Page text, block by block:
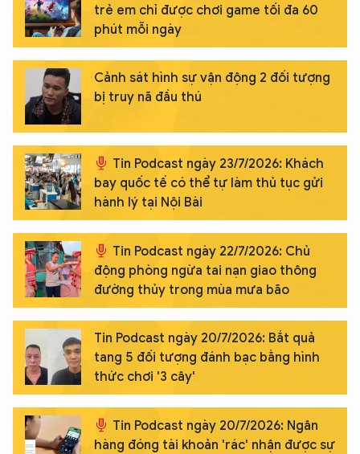
trẻ em chỉ được chơi game tối đa 60
phút mỗi ngày
Cảnh sát hình sự vận động 2 đối tượng
bị truy nã đầu thú
Tin Podcast ngày 23/7/2026: Khách
bay quốc tế có thể tự làm thủ tục gửi
hành lý tại Nội Bài
Tin Podcast ngày 22/7/2026: Chủ
động phòng ngừa tai nạn giao thông
đường thủy trong mùa mưa bão
Tin Podcast ngày 20/7/2026: Bắt quả
tang 5 đối tượng đánh bạc bằng hình
thức chơi '3 cây'
Tin Podcast ngày 20/7/2026: Ngân
hàng đóng tài khoản 'rác' nhận được sự